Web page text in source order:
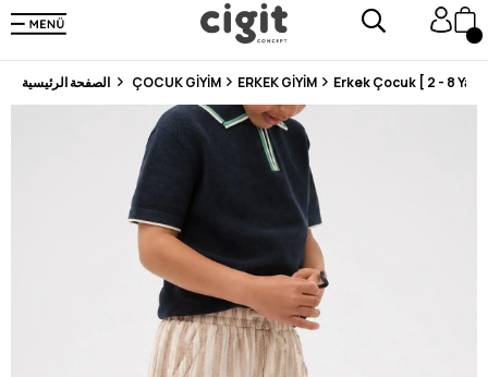
En Uygun Fiyat Garantisi !
300₺ ve Üzeri Alışverişlerde Kargo Ücretsiz !
Koşulsuz Şartsız İade İmkanı
ÇOCUK GİYİM ERKEK GİYİM Erkek Çocuk [ 2 - 8 Yaş ]